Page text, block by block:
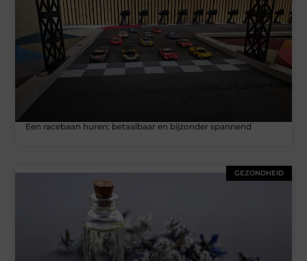
Een racebaan huren: betaalbaar en bijzonder spannend
GEZONDHEID